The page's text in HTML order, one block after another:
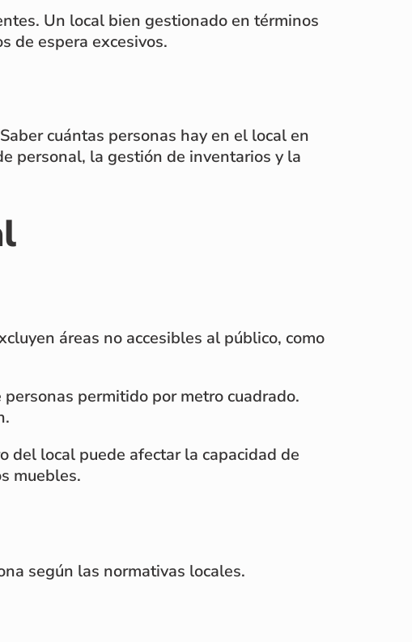
Un local bien gestionado en términos
de espera excesivos.
cuántas personas hay en el local en
personal, la gestión de inventarios y la
áreas no accesibles al público, como
permitido por metro cuadrado.
del local puede afectar la capacidad de
muebles.
según las normativas locales.